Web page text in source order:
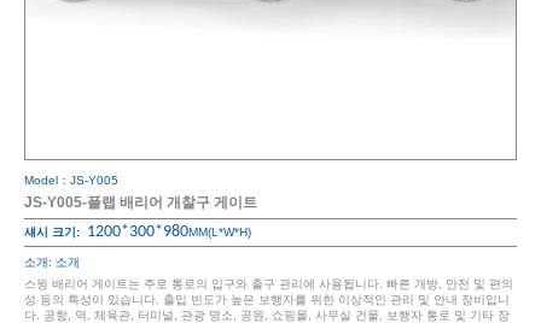
Model：JS-Y005
JS-Y005-플랩 배리어 개찰구 게이트
섀시 크기: 1200*300*980MM(L*W*H)
소개: 소개
스윙 배리어 게이트는 주로 통로의 입구와 출구 관리에 사용됩니다. 빠른 개방, 안전 및 편의
성 등의 특성이 있습니다. 출입 빈도가 높은 보행자를 위한 이상적인 관리 및 안내 장비입니
다. 공항, 역, 체육관, 터미널, 관광 명소, 공원, 쇼핑몰, 사무실 건물, 보행자 통로 및 기타 장